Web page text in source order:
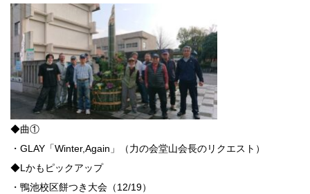
◆曲①
・GLAY「Winter,Again」（力の会堂山会長のリクエスト）
◆Lかもピックアップ
・鴨池校区餅つき大会（12/19）